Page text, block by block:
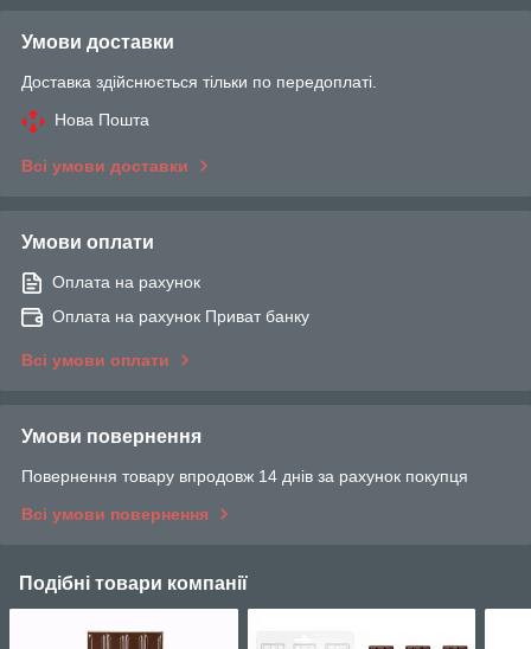
Умови доставки
Доставка здійснюється тільки по передоплаті.
Нова Пошта
Всі умови доставки
Умови оплати
Оплата на рахунок
Оплата на рахунок Приват банку
Всі умови оплати
Умови повернення
Повернення товару впродовж 14 днів за рахунок покупця
Всі умови повернення
Подібні товари компанії